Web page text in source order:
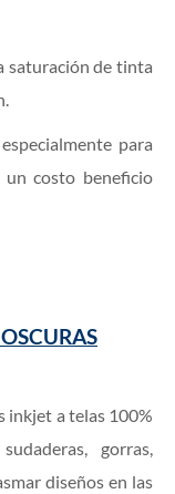
saturación de tinta
para
costo beneficio
inkjet a telas 100%
gorras,
diseños en las